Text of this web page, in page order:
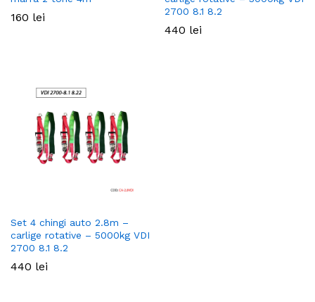
160 lei
2700 8.1 8.2
440 lei
Set 4 chingi auto 2.8m –
carlige rotative – 5000kg VDI
2700 8.1 8.2
440 lei